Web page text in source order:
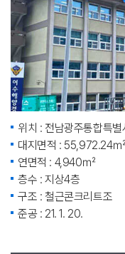
위치 : 전남광주통합특
대지면적 : 55,972.24
연면적 : 4,940㎡
층수 : 지상4층
구조 : 철근콘크리트조
준공 : 21. 1. 20.